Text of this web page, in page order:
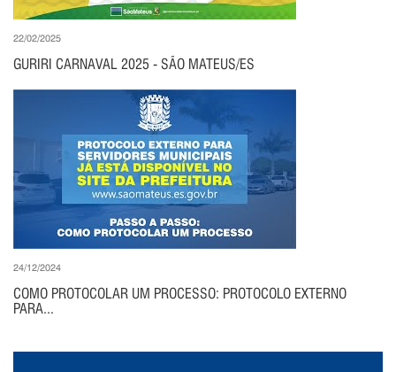
22/02/2025
GURIRI CARNAVAL 2025 - SÃO MATEUS/ES
24/12/2024
COMO PROTOCOLAR UM PROCESSO: PROTOCOLO EXTERNO
PARA...